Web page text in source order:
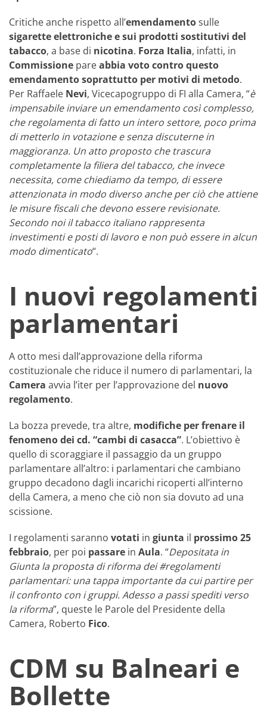
Critiche anche rispetto all’emendamentosulle
sigarette elettroniche e sui prodotti sostitutivi del
tabacco, a base di nicotina. Forza Italia, infatti, in
Commissione pareabbia voto contro questo
emendamento soprattutto per motivi di metodo.
Per Raffaele Nevi, Vicecapogruppo di FI alla Camera, “è
impensabile inviare un emendamento così complesso,
che regolamenta di fatto un intero settore, poco prima
di metterlo in votazione e senza discuterne in
maggioranza. Un atto proposto che trascura
completamente la filiera del tabacco, che invece
necessita, come chiediamo da tempo, di essere
attenzionata in modo diverso anche per ciò che attiene
le misure fiscali che devono essere revisionate.
Secondo noi il tabacco italiano rappresenta
investimenti e posti di lavoro e non può essere in alcun
modo dimenticato“.
I nuovi regolamenti
parlamentari
A otto mesi dall’approvazione della riforma
costituzionale che riduce il numero di parlamentari, la
Camera avvia l’iter per l’approvazione del nuovo
regolamento.
La bozza prevede, tra altre, modifiche per frenare il
fenomeno dei cd. “cambi di casacca”. L’obiettivo è
quello di scoraggiare il passaggio da un gruppo
parlamentare all’altro: i parlamentari che cambiano
gruppo decadono dagli incarichi ricoperti all’interno
della Camera, a meno che ciò non sia dovuto ad una
scissione.
I regolamenti saranno votati in giunta il prossimo 25
febbraio, per poi passare in Aula. “Depositata in
Giunta la proposta di riforma dei #regolamenti
parlamentari: una tappa importante da cui partire per
il confronto con i gruppi. Adesso a passi spediti verso
la riforma”, queste le Parole del Presidente della
Camera, Roberto Fico.
CDM su Balneari e
Bollette